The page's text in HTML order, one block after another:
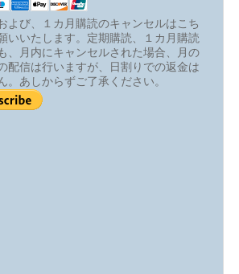
よび、１カ月購読のキャンセルはこち
いいたします。定期購読、１カ月購読
、月内にキャンセルされた場合、月の
配信は行いますが、日割りでの返金は
。あしからずご了承ください。